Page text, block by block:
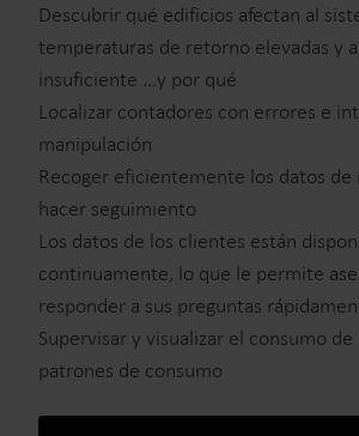
Descubrir qué edificios afectan al
temperaturas de retorno elevadas y
insuficiente …y por qué
Localizar contadores con errores e
manipulación
Recoger eficientemente los datos de
hacer seguimiento
Los datos de los clientes están
continuamente, lo que le permite
responder a sus preguntas
Supervisar y visualizar el consumo
patrones de consumo